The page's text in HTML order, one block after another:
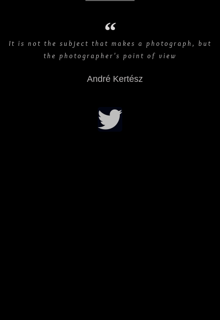
It is not the subject that makes a photograph, but
the photographer's point of view
André Kertész